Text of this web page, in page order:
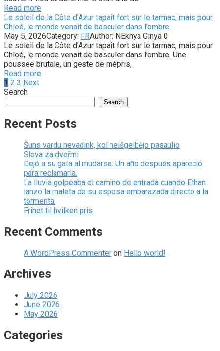
Read more
Le soleil de la Côte d’Azur tapait fort sur le tarmac, mais pour
Chloé, le monde venait de basculer dans l’ombre
May 5, 2026Category: FRAuthor: NEknya Ginya 0
Le soleil de la Côte d’Azur tapait fort sur le tarmac, mais pour
Chloé, le monde venait de basculer dans l’ombre. Une
poussée brutale, un geste de mépris,
Read more
Posts
pagination
1 2 3 Next
Search
Search
Recent Posts
Šuns vardu nevadink, kol neišgelbėjo pasaulio
Slova za dveřmi
Dejó a su gata al mudarse. Un año después apareció
para reclamarla.
La lluvia golpeaba el camino de entrada cuando Ethan
lanzó la maleta de su esposa embarazada directo a la
tormenta.
Frihet til hvilken pris
Recent Comments
A WordPress Commenter on Hello world!
Archives
July 2026
June 2026
May 2026
Categories